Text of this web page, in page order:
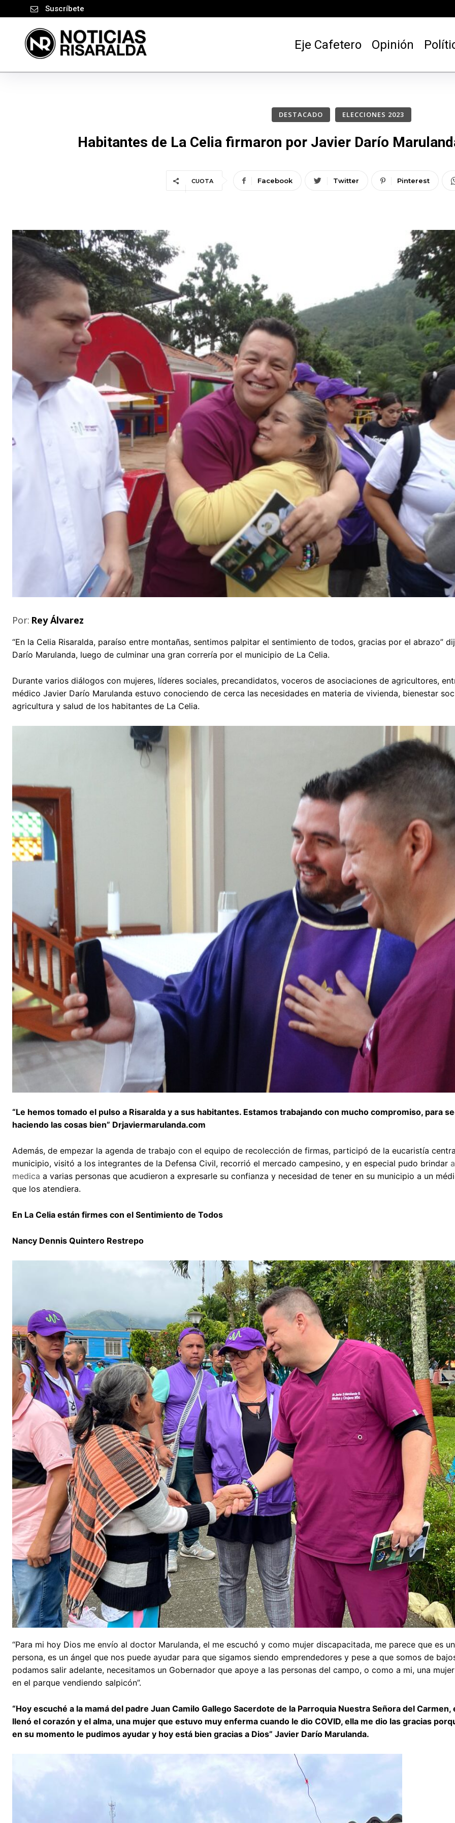
Suscríbete
Eje Cafetero Opinión
DESTACADO ELECCIONES 2023
Habitantes de La Celia firmaron por Javier Darío
CUOTA Facebook Twitter Pinterest
Por: Rey Álvarez
“En la Celia Risaralda, paraíso entre montañas, sentimos palpitar el sentimiento de todos, gracias por el abrazo”
Darío Marulanda, luego de culminar una gran correría por el municipio de La Celia.
Durante varios diálogos con mujeres, líderes sociales, precandidatos, voceros de asociaciones de agricultores,
médico Javier Darío Marulanda estuvo conociendo de cerca las necesidades en materia de vivienda, bienestar
agricultura y salud de los habitantes de La Celia.
“Le hemos tomado el pulso a Risaralda y a sus habitantes. Estamos trabajando con mucho compromiso, para
haciendo las cosas bien” Drjaviermarulanda.com
Además, de empezar la agenda de trabajo con el equipo de recolección de firmas, participó de la eucaristía
municipio, visitó a los integrantes de la Defensa Civil, recorrió el mercado campesino, y en especial pudo brindar
medica a varias personas que acudieron a expresarle su confianza y necesidad de tener en su municipio a un
que los atendiera.
En La Celia están firmes con el Sentimiento de Todos
Nancy Dennis Quintero Restrepo
“Para mi hoy Dios me envío al doctor Marulanda, el me escuchó y como mujer discapacitada, me parece que es
persona, es un ángel que nos puede ayudar para que sigamos siendo emprendedores y pese a que somos de
podamos salir adelante, necesitamos un Gobernador que apoye a las personas del campo, o como a mi, una
en el parque vendiendo salpicón”.
“Hoy escuché a la mamá del padre Juan Camilo Gallego Sacerdote de la Parroquia Nuestra Señora del Carmen,
llenó el corazón y el alma, una mujer que estuvo muy enferma cuando le dio COVID, ella me dio las gracias
en su momento le pudimos ayudar y hoy está bien gracias a Dios” Javier Darío Marulanda.